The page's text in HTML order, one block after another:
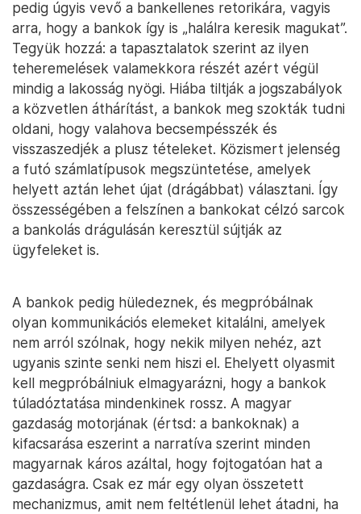
pedig úgyis vevő a bankellenes retorikára, vagyis
arra, hogy a bankok így is „halálra keresik magukat”.
Tegyük hozzá: a tapasztalatok szerint az ilyen
teheremelések valamekkora részét azért végül
mindig a lakosság nyögi. Hiába tiltják a jogszabályok
a közvetlen áthárítást, a bankok meg szokták tudni
oldani, hogy valahova becsempésszék és
visszaszedjék a plusz tételeket. Közismert jelenség
a futó számlatípusok megszüntetése, amelyek
helyett aztán lehet újat (drágábbat) választani. Így
összességében a felszínen a bankokat célzó sarcok
a bankolás drágulásán keresztül sújtják az
ügyfeleket is.
A bankok pedig hüledeznek, és megpróbálnak
olyan kommunikációs elemeket kitalálni, amelyek
nem arról szólnak, hogy nekik milyen nehéz, azt
ugyanis szinte senki nem hiszi el. Ehelyett olyasmit
kell megpróbálniuk elmagyarázni, hogy a bankok
túladóztatása mindenkinek rossz. A magyar
gazdaság motorjának (értsd: a bankoknak) a
kifacsarása eszerint a narratíva szerint minden
magyarnak káros azáltal, hogy fojtogatóan hat a
gazdaságra. Csak ez már egy olyan összetett
mechanizmus, amit nem feltétlenül lehet átadni, ha